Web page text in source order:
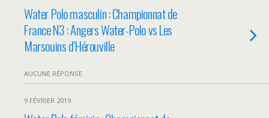
Water Polo masculin : Championnat de
France N3 : Angers Water-Polo vs Les
Marsouins d’Hérouville
AUCUNE RÉPONSE
9 FÉVRIER 2019